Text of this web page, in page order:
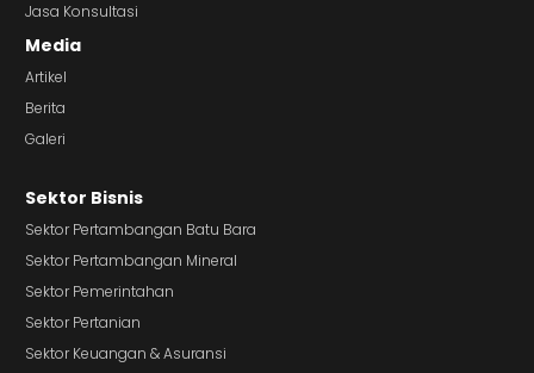
Jasa Konsultasi
Media
Artikel
Berita
Galeri
Sektor Bisnis
Sektor Pertambangan Batu Bara
Sektor Pertambangan Mineral
Sektor Pemerintahan
Sektor Pertanian
Sektor Keuangan & Asuransi